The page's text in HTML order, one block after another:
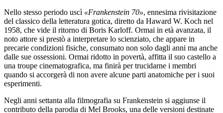
Nello stesso periodo uscì «Frankenstein 70», ennesima rivisitazione
del classico della letteratura gotica, diretto da Haward W. Koch nel
1958, che vide il ritorno di Boris Karloff. Ormai in età avanzata, il
noto attore si prestò a interpretare lo scienziato, che appare in
precarie condizioni fisiche, consumato non solo dagli anni ma anche
dalle sue ossessioni. Ormai ridotto in povertà, affitta il suo castello a
una troupe cinematografica, ma finirà per trucidarne i membri
quando si accorgerà di non avere alcune parti anatomiche per i suoi
esperimenti.
Negli anni settanta alla filmografia su Frankenstein si aggiunse il
contributo della parodia di Mel Brooks, una delle versioni destinate